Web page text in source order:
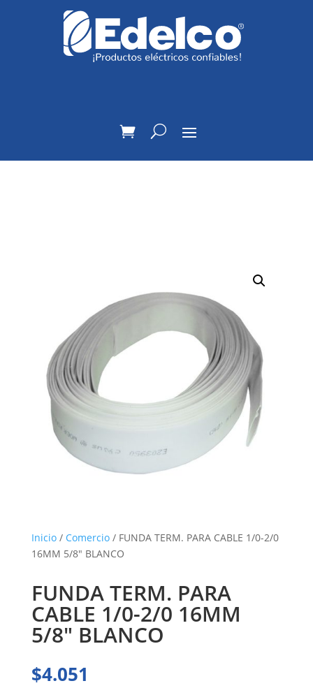
Inicio/ Comercio/ FUNDA TERM. PARA CABLE 1/0-2/0
16MM 5/8″ BLANCO
FUNDA TERM. PARA
CABLE 1/0-2/0 16MM
5/8″ BLANCO
$4.051